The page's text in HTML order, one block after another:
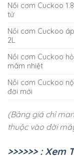
Nồi cơm Cuckoo
tử
Nồi cơm Cuckoo
2L
Nồi cơm Cuckoo
mâm nhiệt
Nồi cơm Cuckoo
đời mới
(Bảng giá chỉ
thuộc vào đời
>>>>>> : Xem